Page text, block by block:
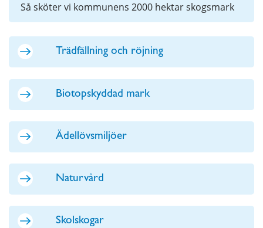
Så sköter vi kommunens 2000 hektar skogsmark
Trädfällning och röjning
Biotopskyddad mark
Ädellövsmiljöer
Naturvård
Skolskogar